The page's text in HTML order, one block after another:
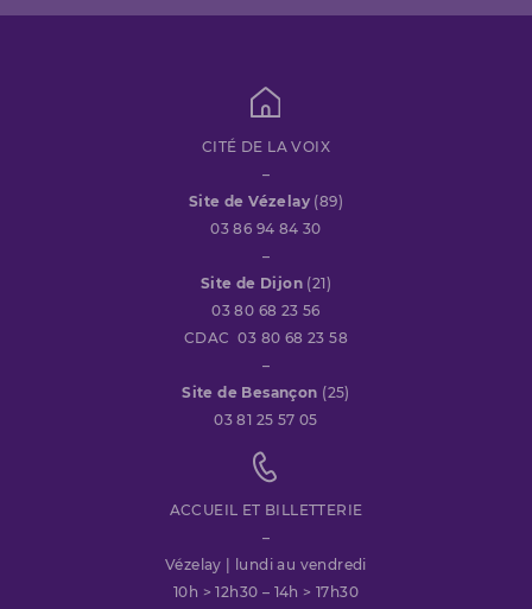
CITÉ DE LA VOIX
–
Site de Vézelay (89)
03 86 94 84 30
–
Site de Dijon (21)
03 80 68 23 56
CDAC 03 80 68 23 58
–
Site de Besançon (25)
03 81 25 57 05
ACCUEIL ET BILLETTERIE
–
Vézelay | lundi au vendredi
10h > 12h30 – 14h > 17h30